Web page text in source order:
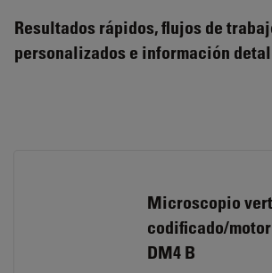
Resultados rápidos, flujos de
personalizados e información
Microscopio
codificado/
DM4 B